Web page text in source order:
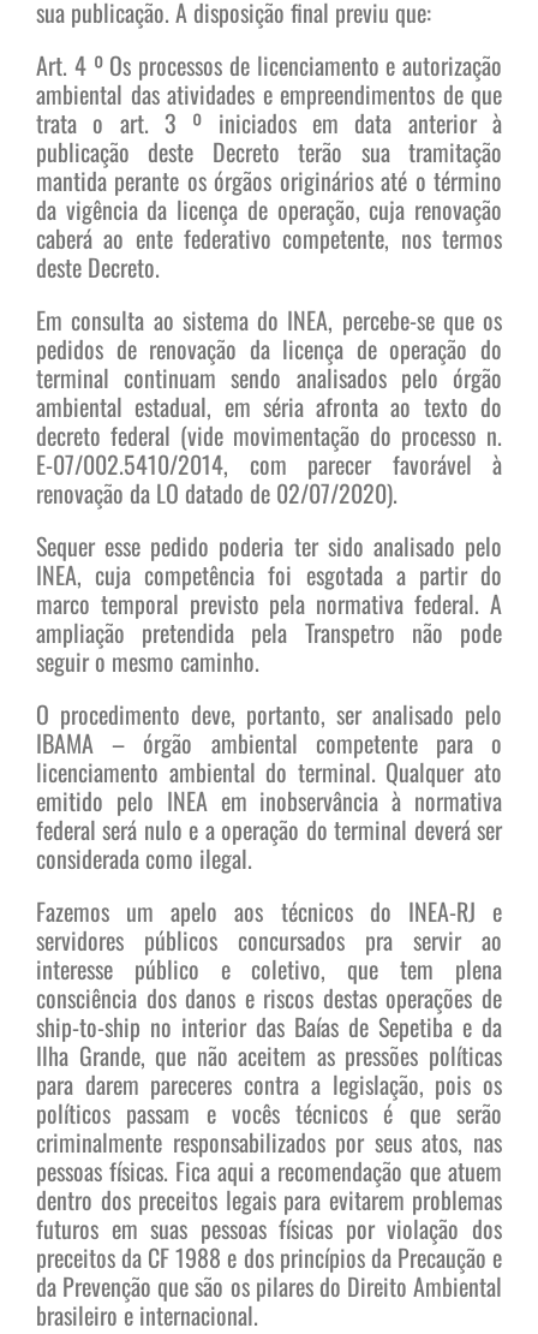
sua publicação. A disposição final previu que:
Art. 4 º Os processos de licenciamento e autorização
ambiental das atividades e empreendimentos de que
trata o art. 3 º iniciados em data anterior à
publicação deste Decreto terão sua tramitação
mantida perante os órgãos originários até o término
da vigência da licença de operação, cuja renovação
caberá ao ente federativo competente, nos termos
deste Decreto.
Em consulta ao sistema do INEA, percebe-se que os
pedidos de renovação da licença de operação do
terminal continuam sendo analisados pelo órgão
ambiental estadual, em séria afronta ao texto do
decreto federal (vide movimentação do processo n.
E-07/002.5410/2014, com parecer favorável à
renovação da LO datado de 02/07/2020).
Sequer esse pedido poderia ter sido analisado pelo
INEA, cuja competência foi esgotada a partir do
marco temporal previsto pela normativa federal. A
ampliação pretendida pela Transpetro não pode
seguir o mesmo caminho.
O procedimento deve, portanto, ser analisado pelo
IBAMA – órgão ambiental competente para o
licenciamento ambiental do terminal. Qualquer ato
emitido pelo INEA em inobservância à normativa
federal será nulo e a operação do terminal deverá ser
considerada como ilegal.
Fazemos um apelo aos técnicos do INEA-RJ e
servidores públicos concursados pra servir ao
interesse público e coletivo, que tem plena
consciência dos danos e riscos destas operações de
ship-to-ship no interior das Baías de Sepetiba e da
Ilha Grande, que não aceitem as pressões políticas
para darem pareceres contra a legislação, pois os
políticos passam e vocês técnicos é que serão
criminalmente responsabilizados por seus atos, nas
pessoas físicas. Fica aqui a recomendação que atuem
dentro dos preceitos legais para evitarem problemas
futuros em suas pessoas físicas por violação dos
preceitos da CF 1988 e dos princípios da Precaução e
da Prevenção que são os pilares do Direito Ambiental
brasileiro e internacional.